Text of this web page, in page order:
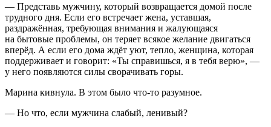
— Представь мужчину, который возвращается домой после
трудного дня. Если его встречает жена, уставшая,
раздражённая, требующая внимания и жалующаяся
на бытовые проблемы, он теряет всякое желание двигаться
вперёд. А если его дома ждёт уют, тепло, женщина, которая
поддерживает и говорит: «Ты справишься, я в тебя верю», —
у него появляются силы сворачивать горы.
Марина кивнула. В этом было что-то разумное.
— Но что, если мужчина слабый, ленивый?